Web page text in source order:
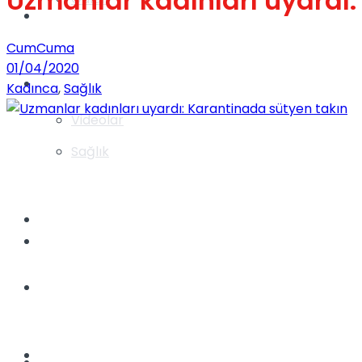
Videolar
Gündem
Yaşam
Sağlık
CumCuma
01/04/2020
Kadınca,Sağlık